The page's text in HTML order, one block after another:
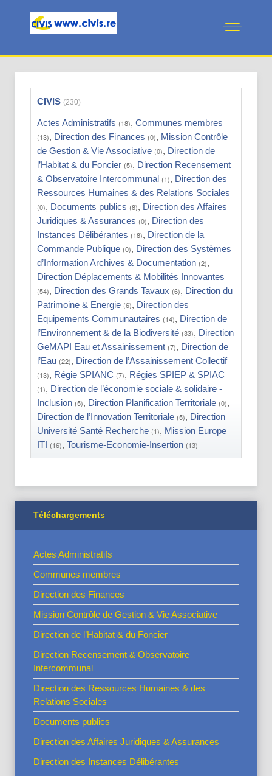
CIVIS (230)
Actes Administratifs (18), Communes membres
(13), Direction des Finances (0), Mission Contrôle
de Gestion & Vie Associative (0), Direction de
l’Habitat & du Foncier (5), Direction Recensement
& Observatoire Intercommunal (1), Direction des
Ressources Humaines & des Relations Sociales
(0), Documents publics (8), Direction des Affaires
Juridiques & Assurances (0), Direction des
Instances Délibérantes (18), Direction de la
Commande Publique (0), Direction des Systèmes
d’Information Archives & Documentation (2),
Direction Déplacements & Mobilités Innovantes
(54), Direction des Grands Tavaux (6), Direction du
Patrimoine & Energie (6), Direction des
Equipements Communautaires (14), Direction de
l’Environnement & de la Biodiversité (33), Direction
GeMAPI Eau et Assainissement (7), Direction de
l’Eau (22), Direction de l’Assainissement Collectif
(13), Régie SPIANC (7), Régies SPIEP & SPIAC
(1), Direction de l’économie sociale & solidaire -
Inclusion (5), Direction Planification Territoriale (0),
Direction de l’Innovation Territoriale (5), Direction
Université Santé Recherche (1), Mission Europe
ITI (16), Tourisme-Economie-Insertion (13)
Téléchargements
Actes Administratifs
Communes membres
Direction des Finances
Mission Contrôle de Gestion & Vie Associative
Direction de l’Habitat & du Foncier
Direction Recensement & Observatoire
Intercommunal
Direction des Ressources Humaines & des
Relations Sociales
Documents publics
Direction des Affaires Juridiques & Assurances
Direction des Instances Délibérantes